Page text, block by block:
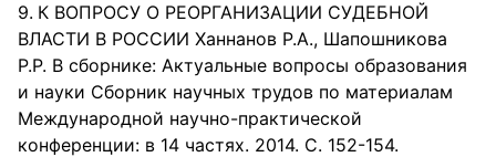
К ВОПРОСУ О РЕОРГАНИЗАЦИИ СУДЕБНОЙ
ВЛАСТИ В РОССИИ Ханнанов Р.А., Шапошникова
Р.Р. В сборнике: Актуальные вопросы образования
и науки Сборник научных трудов по материалам
Международной научно-практической
конференции: в 14 частях. 2014. С. 152-154.